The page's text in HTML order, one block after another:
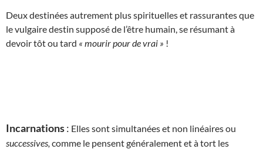
Deux destinées autrement plus spirituelles et rassurantes que
le vulgaire destin supposé de l’être humain, se résumant à
devoir tôt ou tard « mourir pour de vrai » !
Incarnations: Elles sont simultanées et non linéaires ou
successives, comme le pensent généralement et à tort les